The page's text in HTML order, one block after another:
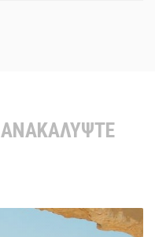
ΑΝΑΚΑΛΥΨΤΕ